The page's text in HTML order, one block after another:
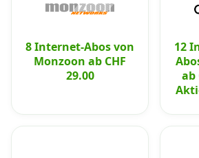
8 Internet-Abos von
Monzoon ab CHF
29.00
12
ab